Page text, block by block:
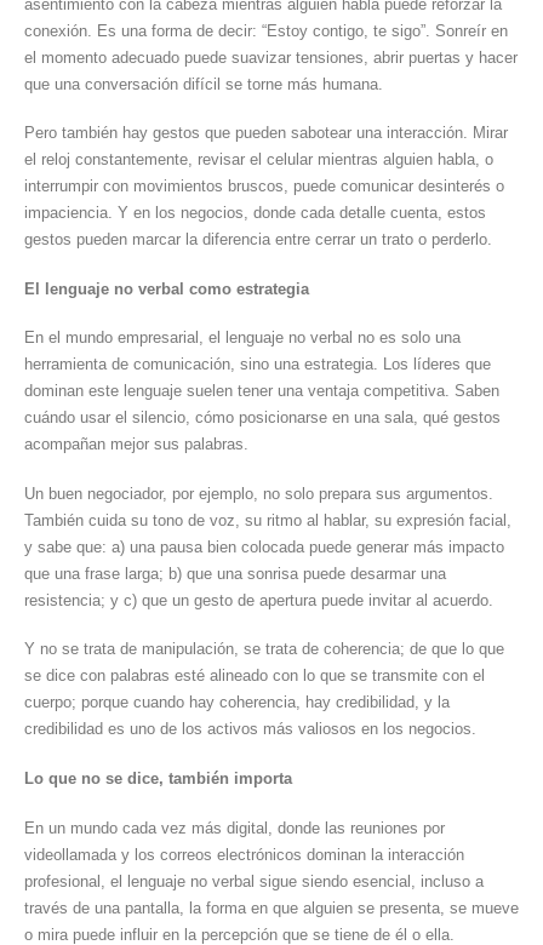
asentimiento con la cabeza mientras alguien habla puede reforzar la
conexión. Es una forma de decir: “Estoy contigo, te sigo”. Sonreír en
el momento adecuado puede suavizar tensiones, abrir puertas y hacer
que una conversación difícil se torne más humana.
Pero también hay gestos que pueden sabotear una interacción. Mirar
el reloj constantemente, revisar el celular mientras alguien habla, o
interrumpir con movimientos bruscos, puede comunicar desinterés o
impaciencia. Y en los negocios, donde cada detalle cuenta, estos
gestos pueden marcar la diferencia entre cerrar un trato o perderlo.
El lenguaje no verbal como estrategia
En el mundo empresarial, el lenguaje no verbal no es solo una
herramienta de comunicación, sino una estrategia. Los líderes que
dominan este lenguaje suelen tener una ventaja competitiva. Saben
cuándo usar el silencio, cómo posicionarse en una sala, qué gestos
acompañan mejor sus palabras.
Un buen negociador, por ejemplo, no solo prepara sus argumentos.
También cuida su tono de voz, su ritmo al hablar, su expresión facial,
y sabe que: a) una pausa bien colocada puede generar más impacto
que una frase larga; b) que una sonrisa puede desarmar una
resistencia; y c) que un gesto de apertura puede invitar al acuerdo.
Y no se trata de manipulación, se trata de coherencia; de que lo que
se dice con palabras esté alineado con lo que se transmite con el
cuerpo; porque cuando hay coherencia, hay credibilidad, y la
credibilidad es uno de los activos más valiosos en los negocios.
Lo que no se dice, también importa
En un mundo cada vez más digital, donde las reuniones por
videollamada y los correos electrónicos dominan la interacción
profesional, el lenguaje no verbal sigue siendo esencial, incluso a
través de una pantalla, la forma en que alguien se presenta, se mueve
o mira puede influir en la percepción que se tiene de él o ella.